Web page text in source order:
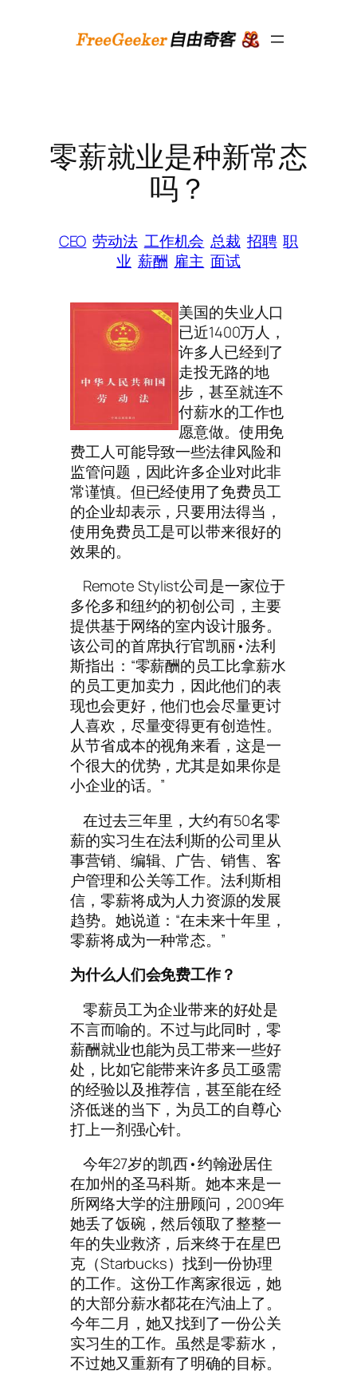
零薪就业是种新常态
吗？
CEO 劳动法 工作机会 总裁 招聘 职
业 薪酬 雇主 面试
美国的失业人口
已近1400万人，
许多人已经到了
走投无路的地
步，甚至就连不
付薪水的工作也
愿意做。使用免
费工人可能导致一些法律风险和
监管问题，因此许多企业对此非
常谨慎。但已经使用了免费员工
的企业却表示，只要用法得当，
使用免费员工是可以带来很好的
效果的。
Remote Stylist公司是一家位于
多伦多和纽约的初创公司，主要
提供基于网络的室内设计服务。
该公司的首席执行官凯丽•法利
斯指出：“零薪酬的员工比拿薪水
的员工更加卖力，因此他们的表
现也会更好，他们也会尽量更讨
人喜欢，尽量变得更有创造性。
从节省成本的视角来看，这是一
个很大的优势，尤其是如果你是
小企业的话。”
在过去三年里，大约有50名零
薪的实习生在法利斯的公司里从
事营销、编辑、广告、销售、客
户管理和公关等工作。法利斯相
信，零薪将成为人力资源的发展
趋势。她说道：“在未来十年里，
零薪将成为一种常态。”
为什么人们会免费工作？
零薪员工为企业带来的好处是
不言而喻的。不过与此同时，零
薪酬就业也能为员工带来一些好
处，比如它能带来许多员工亟需
的经验以及推荐信，甚至能在经
济低迷的当下，为员工的自尊心
打上一剂强心针。
今年27岁的凯西•约翰逊居住
在加州的圣马科斯。她本来是一
所网络大学的注册顾问，2009年
她丢了饭碗，然后领取了整整一
年的失业救济，后来终于在星巴
克（Starbucks）找到一份协理
的工作。这份工作离家很远，她
的大部分薪水都花在汽油上了。
今年二月，她又找到了一份公关
实习生的工作。虽然是零薪水，
不过她又重新有了明确的目标。